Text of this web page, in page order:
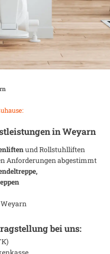
inWeyarn
und Rollstuhlliften
Anforderungen abgestimmt
Weyarn
bei uns: